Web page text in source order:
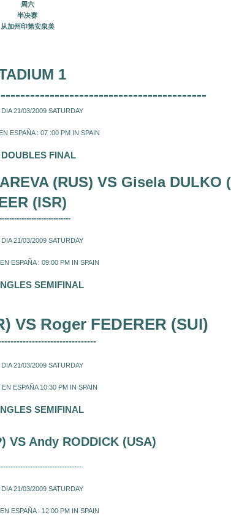
周六
半决赛
从加州印第安泉美
1
21/03/2009 SATURDAY
ESPAÑA : 07 :00 PM IN SPAIN
DOUBLES FINAL
(RUS) VS Gisela DULKO
(ISR)
21/03/2009 SATURDAY
ESPAÑA : 09:00 PM IN SPAIN
SEMIFINAL
VS Roger FEDERER (SUI)
21/03/2009 SATURDAY
ESPAÑA 10:30 PM IN SPAIN
SEMIFINAL
VS Andy RODDICK (USA)
21/03/2009 SATURDAY
ESPAÑA : 12:00 PM IN SPAIN